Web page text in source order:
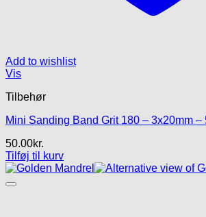
Add to wishlist
Vis
Tilbehør
Mini Sanding Band Grit 180 – 3x20mm –
50.00kr.
Tilføj til kurv